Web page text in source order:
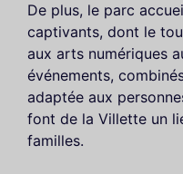
De plus, le parc
captivants, dont le
aux arts numériques
événements,
adaptée aux
font de la Villette un
familles.